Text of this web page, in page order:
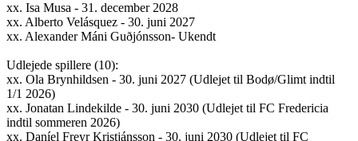
xx. Isa Musa - 31. december 2028
xx. Alberto Velásquez - 30. juni 2027
xx. Alexander Máni Guðjónsson- Ukendt
Udlejede spillere (10):
xx. Ola Brynhildsen - 30. juni 2027 (Udlejet til Bodø/Glimt indtil
1/1 2026)
xx. Jonatan Lindekilde - 30. juni 2030 (Udlejet til FC Fredericia
indtil sommeren 2026)
xx. Daníel Freyr Kristjánsson - 30. juni 2030 (Udlejet til FC